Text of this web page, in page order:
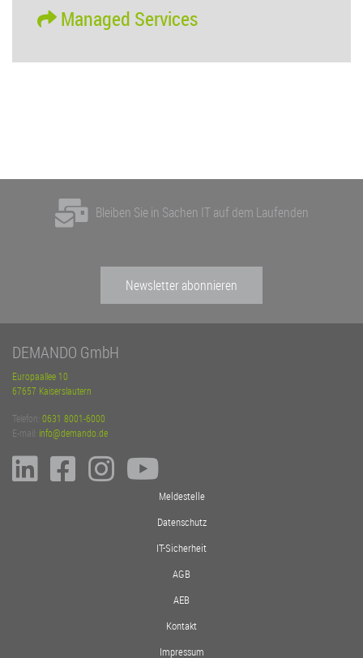
Managed Services
Bleiben Sie in Sachen IT auf dem Laufenden
Newsletter abonnieren
DEMANDO GmbH
Europaallee 10
67657 Kaiserslautern
Telefon: 0631 8001-6000
E-mail: info@demando.de
Meldestelle
Datenschutz
IT-Sicherheit
AGB
AEB
Kontakt
Impressum